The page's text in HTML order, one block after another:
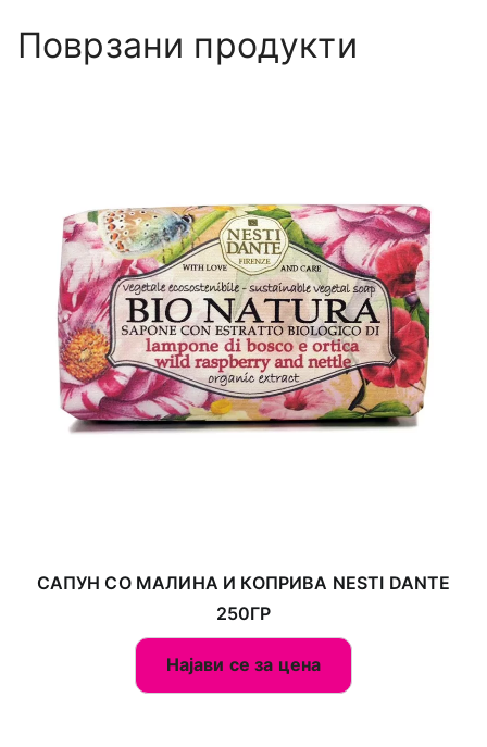
Поврзани продукти
САПУН СО МАЛИНА И КОПРИВА NESTI DANTE
250ГР
Најави се за цена